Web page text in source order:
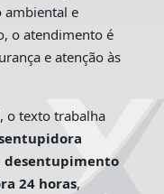
ambiental e
o atendimento é
e atenção às
o texto trabalha
desentupimento
24 horas,